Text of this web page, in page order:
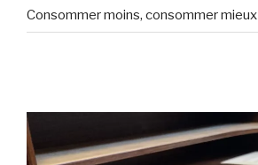
Consommer moins, consommer mieux